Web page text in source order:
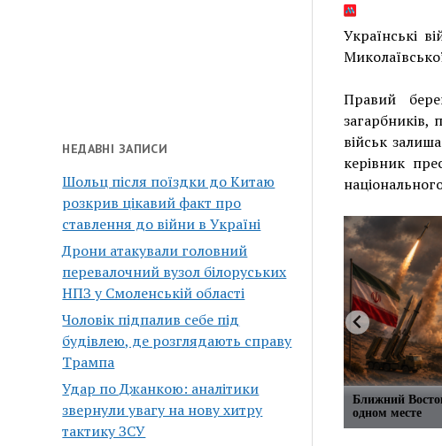
НЕДАВНІ ЗАПИСИ
Шольц після поїздки до Китаю
розкрив цікавий факт про
ставлення до війни в Україні
Дрони атакували головний
перевалочний вузол білоруських
НПЗ у Смоленській області
Чоловік підпалив себе під
будівлею, де розглядають справу
Трампа
Удар по Джанкою: аналітики
звернули увагу на нову хитру
тактику ЗСУ
Українські
Правий
загарбників,
військ
керівник
Ближний
одном месте